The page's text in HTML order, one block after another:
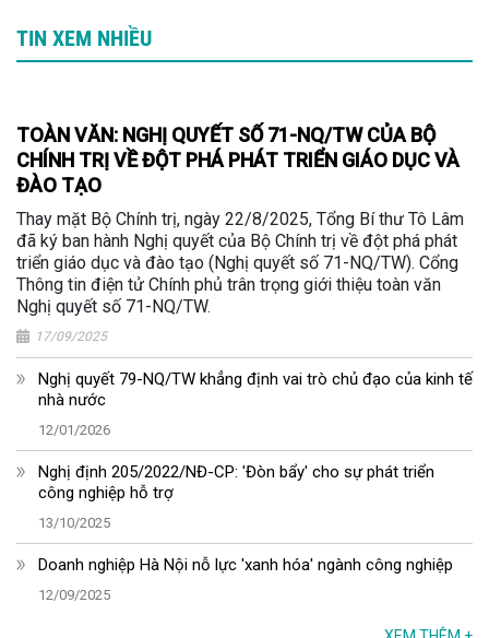
TIN XEM NHIỀU
TOÀN VĂN: NGHỊ QUYẾT SỐ 71-NQ/TW CỦA BỘ
CHÍNH TRỊ VỀ ĐỘT PHÁ PHÁT TRIỂN GIÁO DỤC VÀ
ĐÀO TẠO
Thay mặt Bộ Chính trị, ngày 22/8/2025, Tổng Bí thư Tô Lâm
đã ký ban hành Nghị quyết của Bộ Chính trị về đột phá phát
triển giáo dục và đào tạo (Nghị quyết số 71-NQ/TW). Cổng
Thông tin điện tử Chính phủ trân trọng giới thiệu toàn văn
Nghị quyết số 71-NQ/TW.
17/09/2025
Nghị quyết 79-NQ/TW khẳng định vai trò chủ đạo của kinh tế
nhà nước
12/01/2026
Nghị định 205/2022/NĐ-CP: 'Đòn bẩy' cho sự phát triển
công nghiệp hỗ trợ
13/10/2025
Doanh nghiệp Hà Nội nỗ lực 'xanh hóa' ngành công nghiệp
12/09/2025